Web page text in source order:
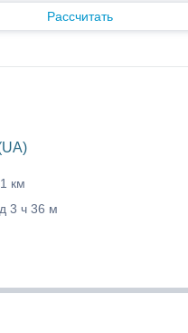
Рассчитать
км
3 ч 36 м